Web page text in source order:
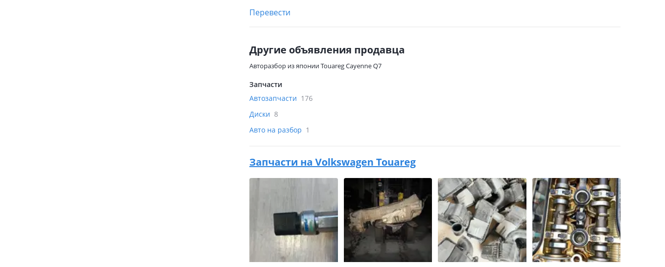
Перевести
Другие объявления продавца
Авторазбор из японии Touareg Cayenne Q7
Запчасти
Автозапчасти 176
Диски 8
Авто на разбор 1
Запчасти на Volkswagen Touareg